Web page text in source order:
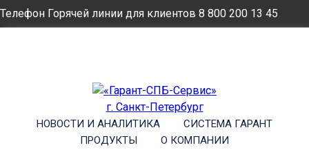
Телефон Горячей линии для клиентов 8 800 200 13 45
НОВОСТИ И АНАЛИТИКА
СИСТЕМА ГАРАНТ
ПРОДУКТЫ
О КОМПАНИИ